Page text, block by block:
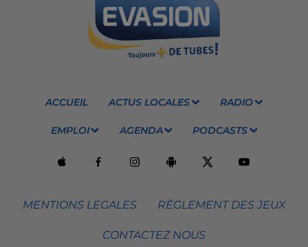
ACCUEIL ACTUS LOCALES RADIO
EMPLOI AGENDA PODCASTS
MENTIONS LEGALES RÈGLEMENT DES JEUX
CONTACTEZ NOUS